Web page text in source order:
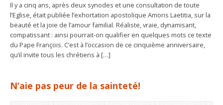
Il y a cinq ans, après deux synodes et une consultation de toute
l’Eglise, était publiée l’exhortation apostolique Amoris Laetitia, sur la
beauté et la joie de l’amour familial. Réaliste, vraie, dynamisant,
compatissant : ainsi pourrait-on qualifier en quelques mots ce texte
du Pape François. C’est à l’occasion de ce cinquième anniversaire,
qu’il invite tous les chrétiens à […]
N’aie pas peur de la sainteté!